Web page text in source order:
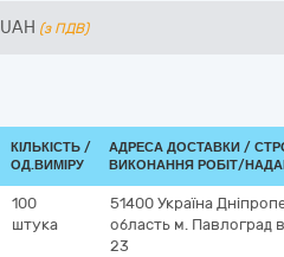
UAH (з ПДВ)
КІЛЬКІСТЬ /
ОД.ВИМІРУ
АДРЕСА ДОСТАВКИ /
ВИКОНАННЯ РОБІТ/
100
штука
51400 Україна
область м. Павлоград
23